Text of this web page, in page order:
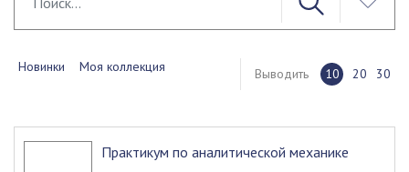
Новинки Моя коллекция Выводить 10 20 30
Практикум по аналитической механике